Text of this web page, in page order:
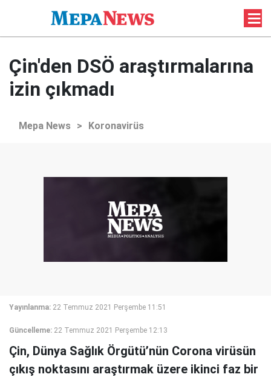
Çin'den DSÖ araştırmalarına
izin çıkmadı
Mepa News > Koronavirüs
Yayınlanma: 22 Temmuz 2021 Perşembe 11:51
Güncelleme: 22 Temmuz 2021 Perşembe 12:13
Çin, Dünya Sağlık Örgütü’nün Corona virüsün
çıkış noktasını araştırmak üzere ikinci faz bir